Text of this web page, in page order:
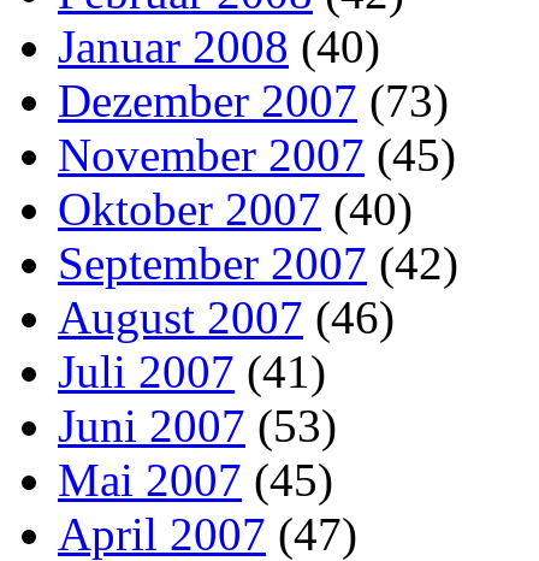
Januar 2008 (40)
Dezember 2007 (73)
November 2007 (45)
Oktober 2007 (40)
September 2007 (42)
August 2007 (46)
Juli 2007 (41)
Juni 2007 (53)
Mai 2007 (45)
April 2007 (47)